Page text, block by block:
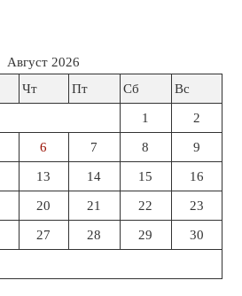
Август 2026
Чт Пт Сб Вс
1 2
6 7 8 9
13 14 15 16
20 21 22 23
27 28 29 30